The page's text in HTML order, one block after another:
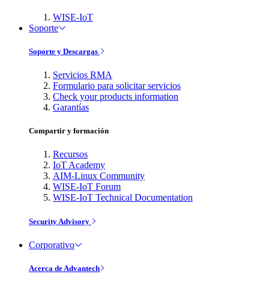
WISE-IoT
Soporte
Soporte y Descargas
Servicios RMA
Formulario para solicitar servicios
Check your products information
Garantías
Compartir y formación
Recursos
IoT Academy
AIM-Linux Community
WISE-IoT Forum
WISE-IoT Technical Documentation
Security Advisory
Corporativo
Acerca de Advantech